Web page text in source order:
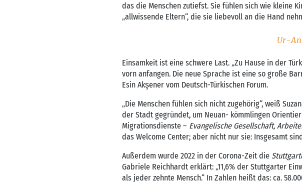
das die Menschen zutiefst. Sie fühlen sich wie kleine
„allwissende Eltern“, die sie liebevoll an die Hand
Ur-
Einsamkeit ist eine schwere Last. „Zu Hause in der
vorn anfangen. Die neue Sprache ist eine so große
Esin Akşener vom Deutsch-Türkischen Forum.
„Die Menschen fühlen sich nicht zugehörig“, weiß
der Stadt gegründet, um Neuan- kömmlingen
Migrationsdienste – Evangelische Gesellschaft,
das Welcome Center; aber nicht nur sie: Insgesamt
Außerdem wurde 2022 in der Corona-Zeit die
Gabriele Reichhardt erklärt: „11,6% der Stuttgarter
als jeder zehnte Mensch.“ In Zahlen heißt das: ca.